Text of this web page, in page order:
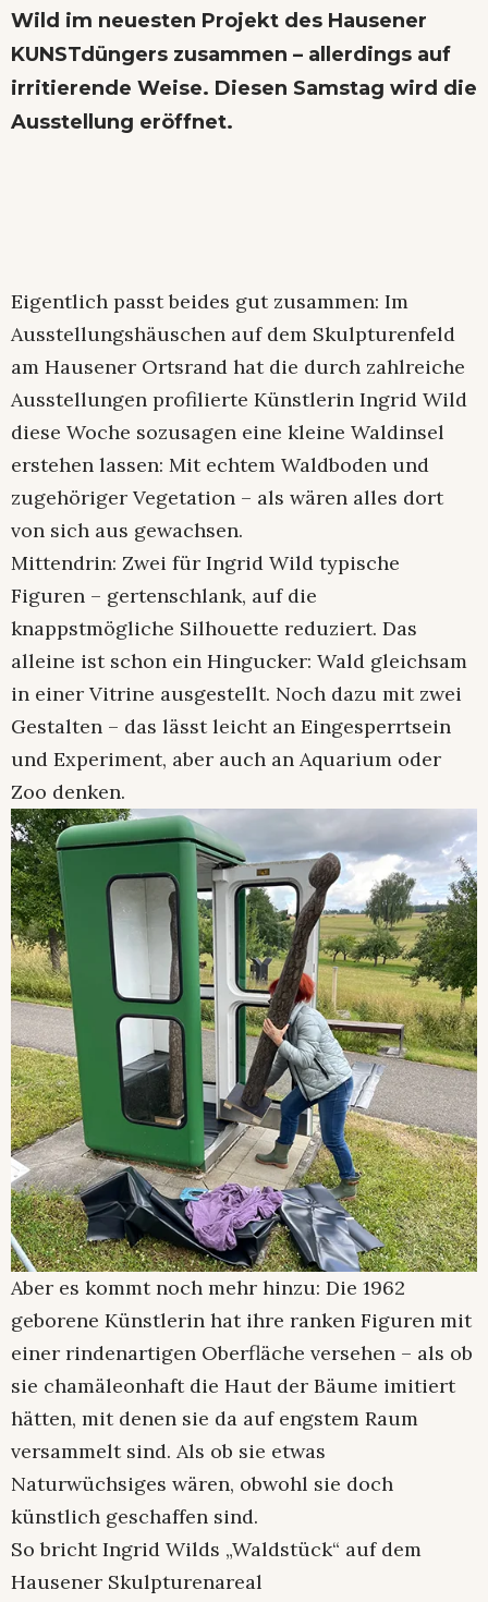
Wild im neuesten Projekt des Hausener
KUNSTdüngers zusammen – allerdings auf
irritierende Weise. Diesen Samstag wird die
Ausstellung eröffnet.
Eigentlich passt beides gut zusammen: Im
Ausstellungshäuschen auf dem Skulpturenfeld
am Hausener Ortsrand hat die durch zahlreiche
Ausstellungen profilierte Künstlerin Ingrid Wild
diese Woche sozusagen eine kleine Waldinsel
erstehen lassen: Mit echtem Waldboden und
zugehöriger Vegetation – als wären alles dort
von sich aus gewachsen.
Mittendrin: Zwei für Ingrid Wild typische
Figuren – gertenschlank, auf die
knappstmögliche Silhouette reduziert. Das
alleine ist schon ein Hingucker: Wald gleichsam
in einer Vitrine ausgestellt. Noch dazu mit zwei
Gestalten – das lässt leicht an Eingesperrtsein
und Experiment, aber auch an Aquarium oder
Zoo denken.
Aber es kommt noch mehr hinzu: Die 1962
geborene Künstlerin hat ihre ranken Figuren mit
einer rindenartigen Oberfläche versehen – als ob
sie chamäleonhaft die Haut der Bäume imitiert
hätten, mit denen sie da auf engstem Raum
versammelt sind. Als ob sie etwas
Naturwüchsiges wären, obwohl sie doch
künstlich geschaffen sind.
So bricht Ingrid Wilds „Waldstück“ auf dem
Hausener Skulpturenareal